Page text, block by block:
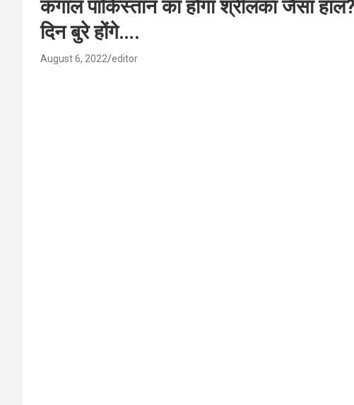
कंगाल पाकिस्तान का होगा श्रीलंका जैसा
दिन बुरे होंगे….
August 6, 2022 editor